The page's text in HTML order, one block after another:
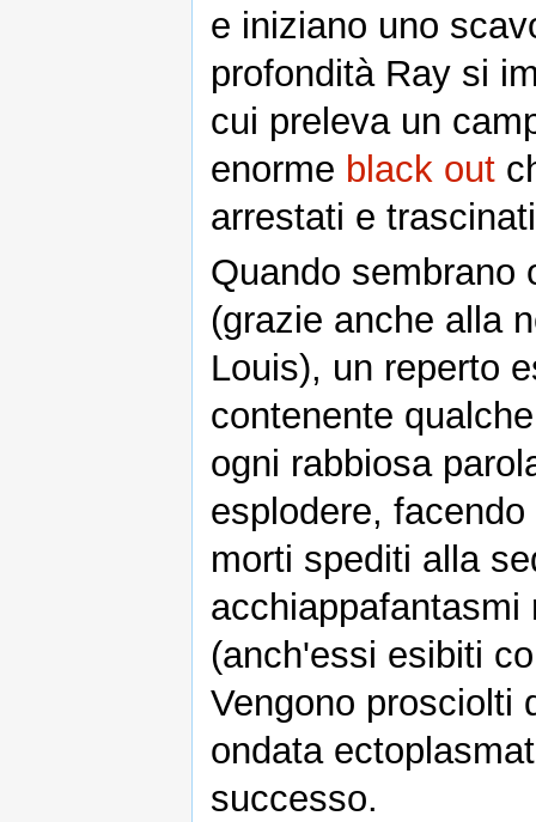
e iniziano uno
profondità Ray si
cui preleva un
enorme black out
arrestati e
Quando sembrano
(grazie anche alla
Louis), un reperto
contenente
ogni rabbiosa
esplodere,
morti spediti alla
(anch'essi esibiti
Vengono prosciolti
ondata
successo.